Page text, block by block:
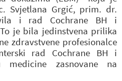
Svjetlana Grgić, prim. dr.
i rad Cochrane BH i
je bila jedinstvena prilika
zdravstvene profesionalce
rad Cochrane BH i
medicine zasnovane na